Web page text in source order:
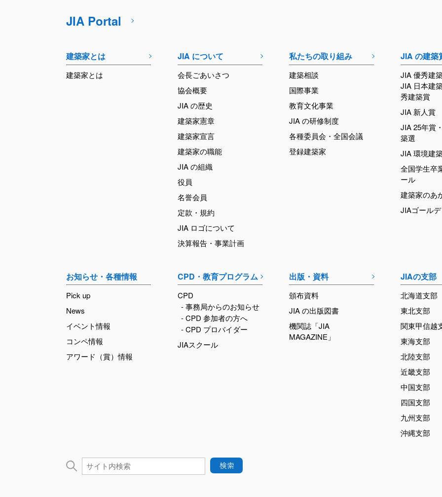
JIA Portal
建築家とは
建築家とは
JIA について
会長ごあいさつ
協会概要
JIA の歴史
建築家憲章
建築家宣言
建築家の職能
JIA の組織
役員
名誉会員
定款・規約
JIA ロゴについて
決算報告・事業計画
私たちの取り組み
建築相談
国際事業
教育文化事業
JIA の研修制度
各種委員会・全国会議
登録建築家
JIA の建築
JIA 優秀建
JIA 日本建
秀建築賞
JIA 新人賞
JIA 25年賞
築選
JIA 環境建
全国学生卒
ール
建築家のあ
JIAゴール
お知らせ・各種情報
Pick up
News
イベント情報
コンペ情報
アワード（賞）情報
CPD・教育プログラム
CPD
- 事務局からのお知らせ
- CPD 参加者の方へ
- CPD プロバイダー
JIAスクール
出版・資料
頒布資料
JIA の出版図書
機関誌「JIA
MAGAZINE」
JIAの支部
北海道支部
東北支部
関東甲信越
東海支部
北陸支部
近畿支部
中国支部
四国支部
九州支部
沖縄支部